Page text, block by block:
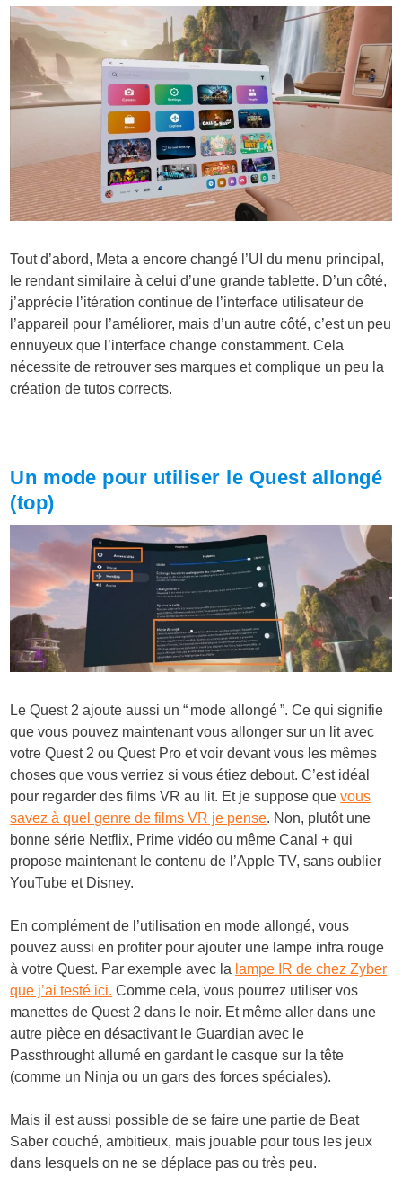
Tout d’abord, Meta a encore changé l’UI du menu principal,
le rendant similaire à celui d’une grande tablette. D’un côté,
j’apprécie l’itération continue de l’interface utilisateur de
l’appareil pour l’améliorer, mais d’un autre côté, c’est un peu
ennuyeux que l’interface change constamment. Cela
nécessite de retrouver ses marques et complique un peu la
création de tutos corrects.
Un mode pour utiliser le Quest allongé
(top)
Le Quest 2 ajoute aussi un “ mode allongé ”. Ce qui signifie
que vous pouvez maintenant vous allonger sur un lit avec
votre Quest 2 ou Quest Pro et voir devant vous les mêmes
choses que vous verriez si vous étiez debout. C’est idéal
pour regarder des films VR au lit. Et je suppose quevous
savez à quel genre de films VR je pense. Non, plutôt une
bonne série Netflix, Prime vidéo ou même Canal + qui
propose maintenant le contenu de l’Apple TV, sans oublier
YouTube et Disney.
En complément de l’utilisation en mode allongé, vous
pouvez aussi en profiter pour ajouter une lampe infra rouge
à votre Quest. Par exemple avec la lampe IR de chez Zyber
que j’ai testé ici. Comme cela, vous pourrez utiliser vos
manettes de Quest 2 dans le noir. Et même aller dans une
autre pièce en désactivant le Guardian avec le
Passthrought allumé en gardant le casque sur la tête
(comme un Ninja ou un gars des forces spéciales).
Mais il est aussi possible de se faire une partie de Beat
Saber couché, ambitieux, mais jouable pour tous les jeux
dans lesquels on ne se déplace pas ou très peu.